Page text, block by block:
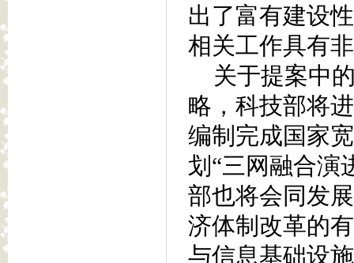
出了富有建设
相关工作具有
关于提案中的
略，科技部将
编制完成国家
划“三网融合演
部也将会同发
济体制改革的
与信息基础设